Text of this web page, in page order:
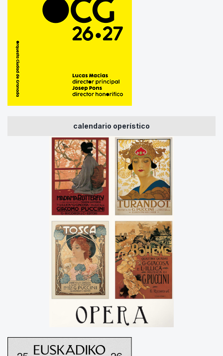
calendario operístico